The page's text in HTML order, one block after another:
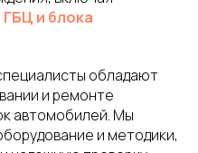
и блока
обладают
и ремонте
автомобилей. Мы
и методики,